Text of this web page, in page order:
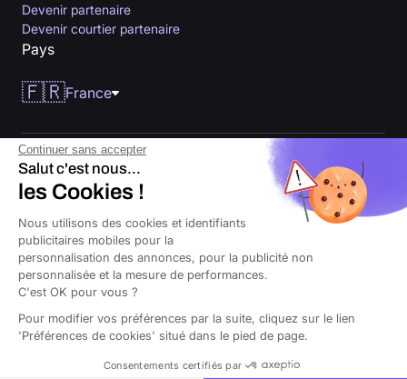
Devenir partenaire
Devenir courtier partenaire
Pays
🇫🇷France
© 2026 Orus tous droits réservés. Courtier d’assurances immatriculé à
l’Orias sous le numéro 26000343, ayant son siège au 14 Av. du Général
de Gaulle, 94160 Saint-Mandé.
CGU Cookies Politique de confidentialitéMentions légales
Continuer sans accepter
Salut c'est nous...
les Cookies !
Nous utilisons des cookies et identifiants
publicitaires mobiles pour la
personnalisation des annonces, pour la publicité non
personnalisée et la mesure de performances.
C'est OK pour vous ?
Pour modifier vos préférences par la suite, cliquez sur le lien
'Préférences de cookies' situé dans le pied de page.
Consentements certifiés par